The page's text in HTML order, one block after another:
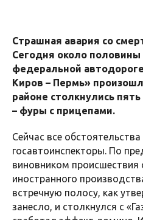
Страшная авария со
Сегодня около половины
федеральной